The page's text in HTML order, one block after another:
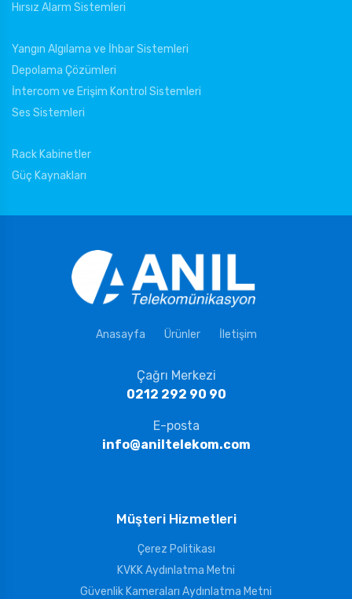
Hırsız Alarm Sistemleri
Yangın Algılama ve İhbar Sistemleri
Depolama Çözümleri
İntercom ve Erişim Kontrol Sistemleri
Ses Sistemleri
Rack Kabinetler
Güç Kaynakları
Anasayfa Ürünler İletişim
Çağrı Merkezi
0212 292 90 90
E-posta
info@aniltelekom.com
Müşteri Hizmetleri
Çerez Politikası
KVKK Aydınlatma Metni
Güvenlik Kameraları Aydınlatma Metni